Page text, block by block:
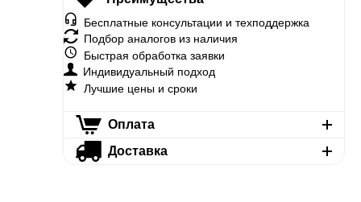
Бесплатные консультации и техподдержка
Подбор аналогов из наличия
Быстрая обработка заявки
Индивидуальный подход
Лучшие цены и сроки
Оплата
Доставка